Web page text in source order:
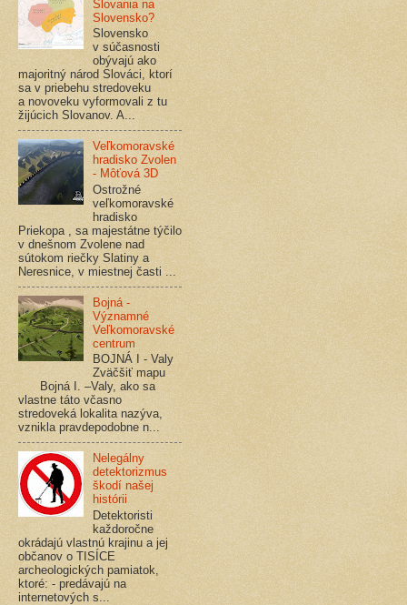
Slovania na
Slovensko?
Slovensko
v súčasnosti
obývajú ako
majoritný národ Slováci, ktorí
sa v priebehu stredoveku
a novoveku vyformovali z tu
žijúcich Slovanov. A...
Veľkomoravské
hradisko Zvolen
- Môťová 3D
Ostrožné
veľkomoravské
hradisko
Priekopa , sa majestátne týčilo
v dnešnom Zvolene nad
sútokom riečky Slatiny a
Neresnice, v miestnej časti ...
Bojná -
Významné
Veľkomoravské
centrum
BOJNÁ I - Valy
Zväčšiť mapu
Bojná I. –Valy, ako sa
vlastne táto včasno
stredoveká lokalita nazýva,
vznikla pravdepodobne n...
Nelegálny
detektorizmus
škodí našej
histórii
Detektoristi
každoročne
okrádajú vlastnú krajinu a jej
občanov o TISÍCE
archeologických pamiatok,
ktoré: - predávajú na
internetových s...